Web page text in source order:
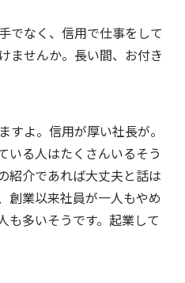
でなく、信用で仕事をして
ませんか。長い間、お付き
すよ。信用が厚い社長が。
いる人はたくさんいるそう
紹介であれば大丈夫と話は
創業以来社員が一人もやめ
も多いそうです。起業して